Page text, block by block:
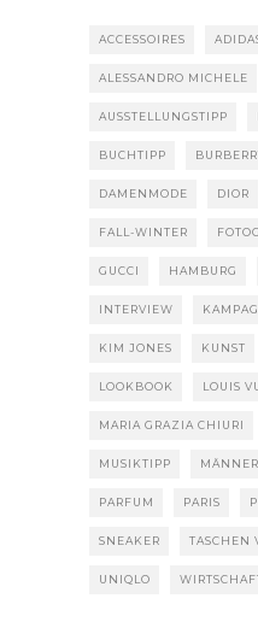
ACCESSOIRES
ALESSANDRO MICHELE
AUSSTELLUNGSTIPP
BUCHTIPP
DAMENMODE DIOR
FALL-WINTER
GUCCI HAMBURG
INTERVIEW
KIM JONES KUNST
LOOKBOOK LOUIS
MARIA GRAZIA CHIURI
MUSIKTIPP
PARFUM PARIS
SNEAKER TASCHEN
UNIQLO